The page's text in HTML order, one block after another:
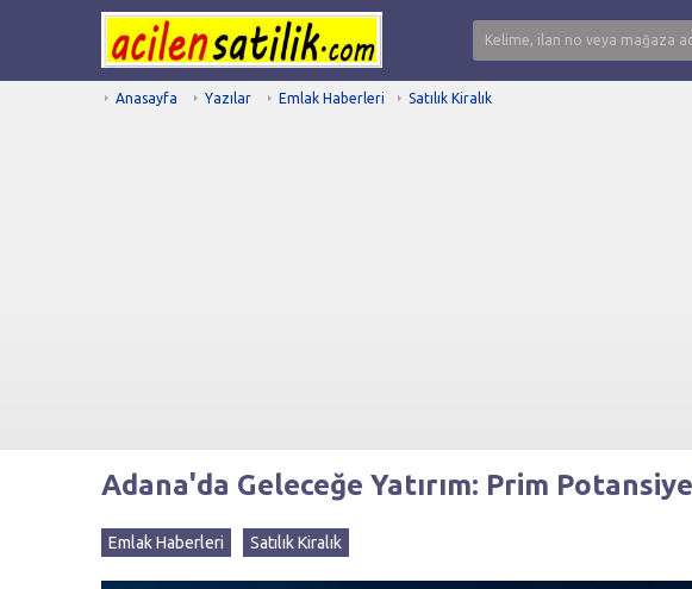
Anasayfa Yazılar Emlak Haberleri Satılık Kiralık
Adana'da Geleceğe Yatırım: Prim
Emlak Haberleri Satılık Kiralık